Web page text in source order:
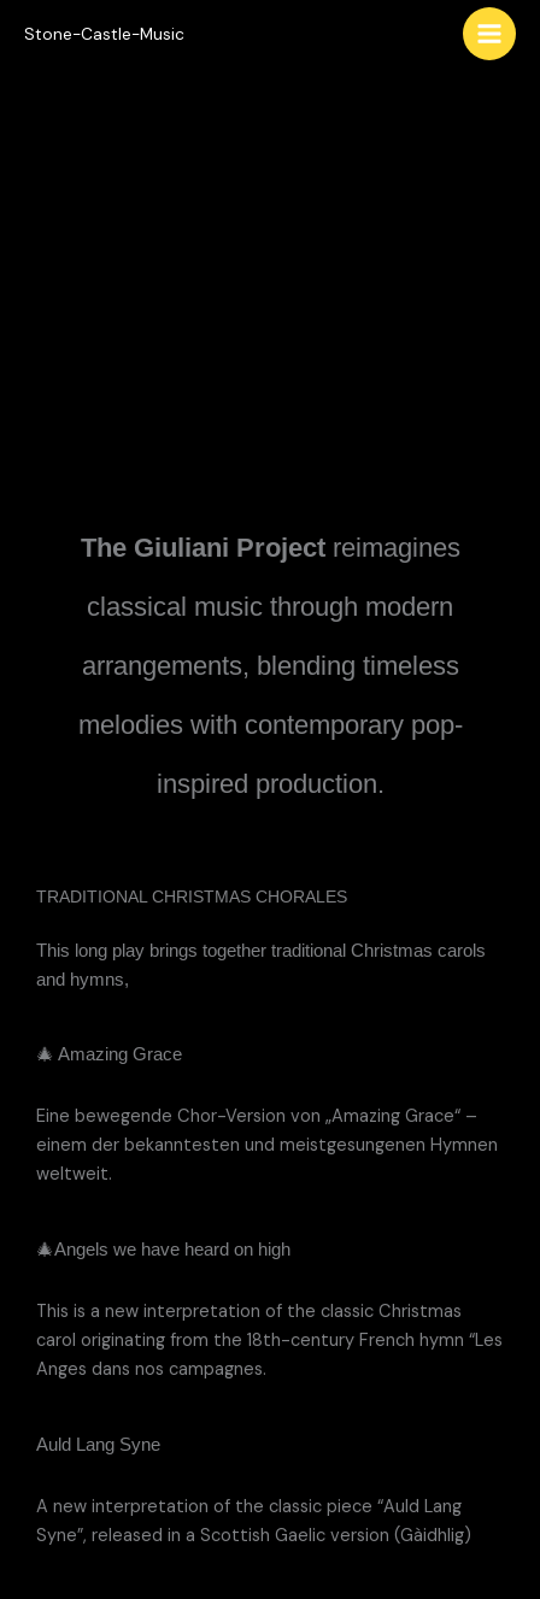
Stone-Castle-Music
The Giuliani Projectreimagines
classical music through modern
arrangements, blending timeless
melodies with contemporary pop-
inspired production.
TRADITIONAL CHRISTMAS CHORALES
This long play brings together traditional Christmas carols
and hymns,
🎄 Amazing Grace
Eine bewegende Chor-Version von „Amazing Grace“ –
einem der bekanntesten und meistgesungenen Hymnen
weltweit.
🎄Angels we have heard on high
This is a new interpretation of the classic Christmas
carol originating from the 18th-century French hymn “Les
Anges dans nos campagnes.
Auld Lang Syne
A new interpretation of the classic piece “Auld Lang
Syne”, released in a Scottish Gaelic version (Gàidhlig)